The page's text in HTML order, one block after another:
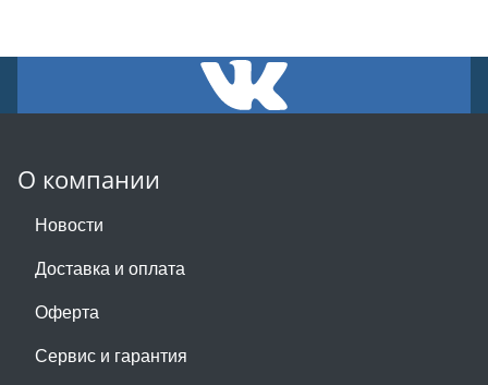
О компании
Новости
Доставка и оплата
Оферта
Сервис и гарантия